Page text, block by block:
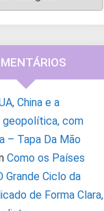
China e a
geopolítica, com
– Tapa Da Mão
Como os Países
Grande Ciclo da
de Forma Clara,